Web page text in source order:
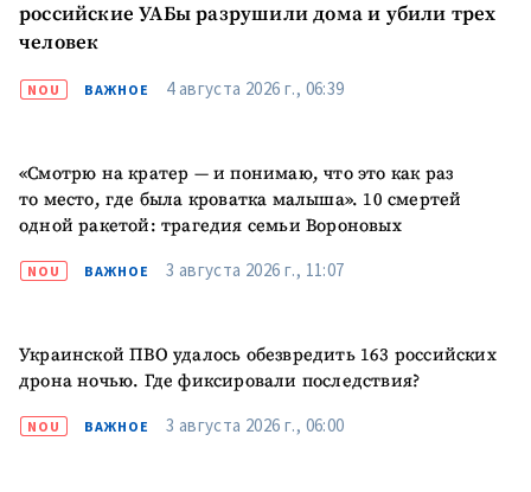
российские УАБы разрушили дома и убили трех
человек
NOU ВАЖНОЕ 4 августа 2026 г., 06:39
«Смотрю на кратер — и понимаю, что это как раз
то место, где была кроватка малыша». 10 смертей
одной ракетой: трагедия семьи Вороновых
NOU ВАЖНОЕ 3 августа 2026 г., 11:07
Украинской ПВО удалось обезвредить 163 российских
дрона ночью. Где фиксировали последствия?
NOU ВАЖНОЕ 3 августа 2026 г., 06:00
Заголовок новости
+ Добавить
заголовок
Фотография
изображение
+ Добавить текст